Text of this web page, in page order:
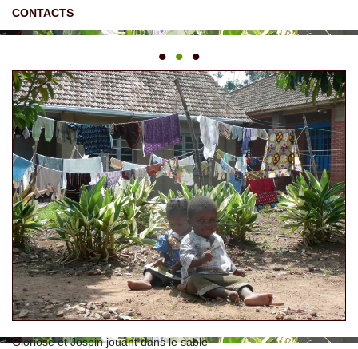
CONTACTS
• • •
Gloriose et Jospin jouant dans le sable